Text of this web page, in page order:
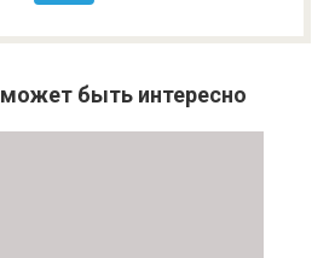
быть интересно